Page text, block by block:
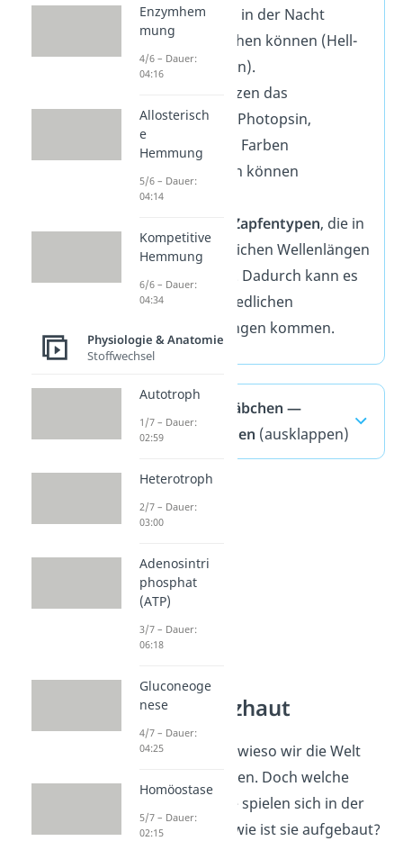
wodurch wir in der Nacht
Grautöne sehen können (Hell-
Dunkel-Sehen).
Zapfen besitzen das
Sehpigment Photopsin,
wodurch wir Farben
wahrnehmen können
(Farbsehen).
drei Zapfentypen, die in
unterschiedlichen Wellenlängen
absorbieren. Dadurch kann es
zu unterschiedlichen
Farbmischungen kommen.
Zapfen und Stäbchen —
häufigste Fragen (ausklappen)
Aufbau Netzhaut
Nun verstehst du, wieso wir die Welt
farbig sehen können. Doch welche
weiteren Prozesse spielen sich in der
Netzhaut
ab und wie ist sie aufgebaut?
Enzymhem
mung
4/6 – Dauer:
04:16
Allosterisch
e
Hemmung
5/6 – Dauer:
04:14
Kompetitive
Hemmung
6/6 – Dauer:
04:34
Physiologie & Anatomie
Stoffwechsel
Autotroph
1/7 – Dauer:
02:59
Heterotroph
2/7 – Dauer:
03:00
Adenosintri
phosphat
(ATP)
3/7 – Dauer:
06:18
Gluconeoge
nese
4/7 – Dauer:
04:25
Homöostase
5/7 – Dauer:
02:15